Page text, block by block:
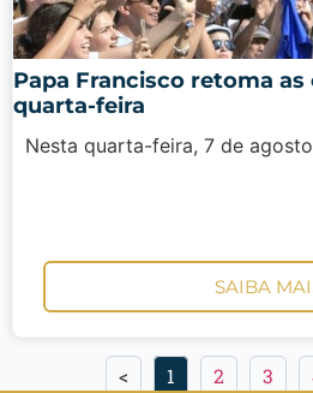
Papa Francisco retoma
quarta-feira
Nesta quarta-feira, 7 de
SAIBA
< 1 2 3